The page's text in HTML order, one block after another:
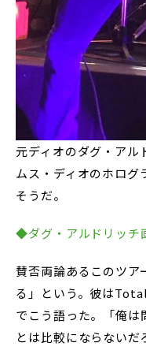
元ディオのダグ・アル
ムス・ディオのホログ
そうだ。
◆ダグ・アルドリッチ
賛否両論あるこのツ
る」という。彼は
でこう語った。「俺
とは比較にならない